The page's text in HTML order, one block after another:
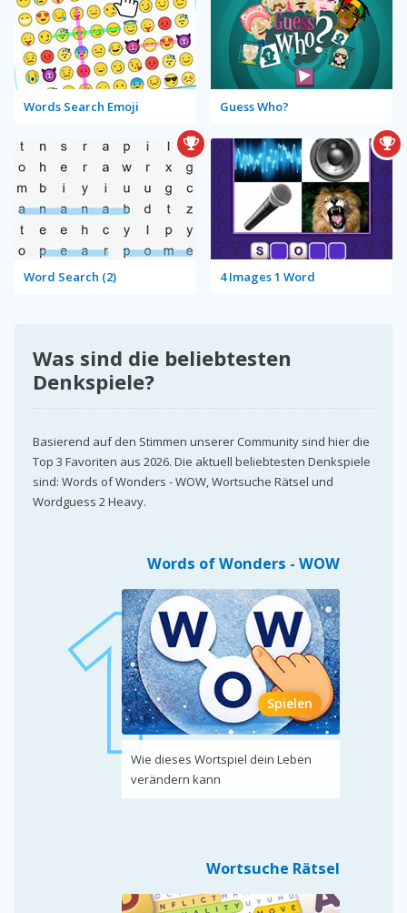
Words Search Emoji Guess Who?
Word Search (2) 4 Images 1 Word
Was sind die beliebtesten
Denkspiele?
Basierend auf den Stimmen unserer Community sind hier die
Top 3 Favoriten aus 2026. Die aktuell beliebtesten Denkspiele
sind: Words of Wonders - WOW, Wortsuche Rätsel und
Wordguess 2 Heavy.
Words of Wonders - WOW
Spielen
Wie dieses Wortspiel dein Leben
verändern kann
Wortsuche Rätsel